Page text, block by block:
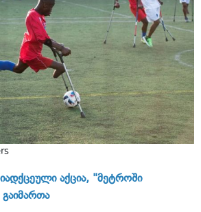
აქცია, "მეტროში